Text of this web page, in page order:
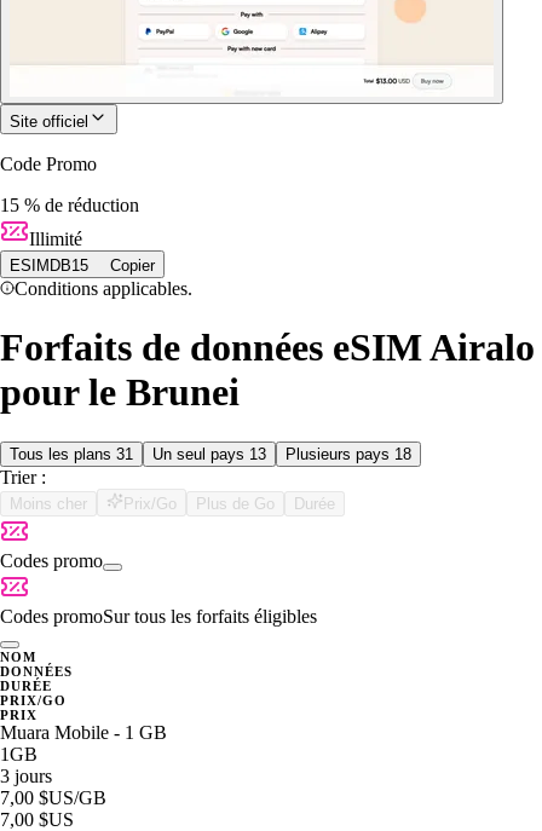
Site officiel
Code Promo
15 % de réduction
Illimité
ESIMDB15 Copier
Conditions applicables.
Forfaits de données eSIM Airalo
pour le Brunei
Tous les plans 31 Un seul pays 13 Plusieurs pays 18
Trier :
Moins cher Prix/Go Plus de Go Durée
Codes promo
Codes promoSur tous les forfaits éligibles
NOM
DONNÉES
DURÉE
PRIX/GO
PRIX
Muara Mobile - 1 GB
1GB
3 jours
7,00 $US/GB
7,00 $US